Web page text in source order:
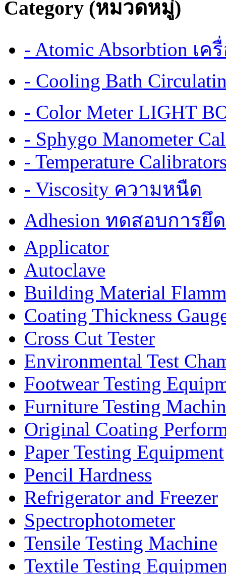
Category (หมวดหมู่)
- Atomic Absorbtion เ
- Cooling Bath
- Color Meter LIGHT
- Sphygo Manometer
- Temperature
- Viscosity ความหนืด
Adhesion ทดสอบการยึ
Applicator
Autoclave
Building Material
Coating Thickness
Cross Cut Tester
Environmental Test
Footwear Testing
Furniture Testing
Original Coating
Paper Testing Equipment
Pencil Hardness
Refrigerator and Freezer
Spectrophotometer
Tensile Testing Machine
Textile Testing